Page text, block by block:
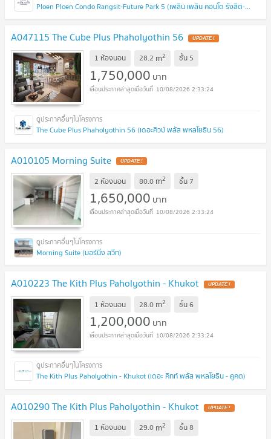
Ploen Ploen Condo Rangsit-Future Park 5 (เพลิน เพลิน คอนโด รังสิต-ฟิวเจอร์พาร์ค 5)
A047115 The Cube Plus Phaholyothin 56 UPDATE !
1 ห้องนอน 28.2 m2 ชั้น 5
1,750,000 บาท
10/08/2026 2:33:24
The Cube Plus Phaholyothin 56 (เดอะคิวบ์ พลัส พหลโยธิน 56)
A010105 Morning Suite UPDATE !
2 ห้องนอน 80.0 m2 ชั้น 7
1,650,000 บาท
10/08/2026 2:33:24
Morning Suite (มอร์นิ่ง สวีท)
A010223 The Kith Plus Paholyothin - Khukot UPDATE !
1 ห้องนอน 28.0 m2 ชั้น6
1,200,000 บาท
10/08/2026 2:33:24
The Kith Plus Paholyothin - Khukot (เดอะ คิทท์ พลัส พหลโยธิน - คูคต)
A010290 The Kith Plus Paholyothin - Khukot UPDATE !
1 ห้องนอน 29.0 m2 ชั้น8